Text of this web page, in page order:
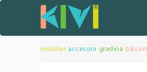
mobilier accesorii gradina balcon